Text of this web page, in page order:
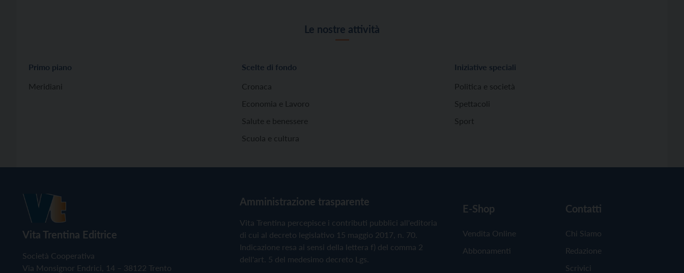
Le nostre attività
Primo piano
Meridiani
Scelte di fondo
Cronaca
Economia e Lavoro
Salute e benessere
Scuola e cultura
Iniziative speciali
Politica e società
Spettacoli
Sport
Vita Trentina Editrice
Società Cooperativa
Via Monsignor Endrici, 14 – 38122 Trento
Amministrazione trasparente
Vita Trentina percepisce i contributi pubblici all'editoria
di cui al decreto legislativo 15 maggio 2017, n. 70.
Indicazione resa ai sensi della lettera f) del comma 2
dell'art. 5 del medesimo decreto Lgs.
E-Shop
Vendita Online
Abbonamenti
Contatti
Chi Siamo
Redazione
Scrivici